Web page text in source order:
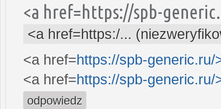
<a href=https://spb-
<a href=https:/...
<a href=https://spb-generic.ru/
<a href=https://spb-generic.ru/
odpowiedz